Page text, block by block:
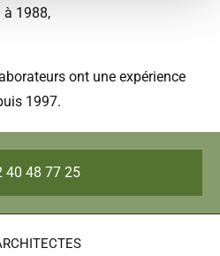
à 1988,
ont une expérience
1997.
40 48 77 25